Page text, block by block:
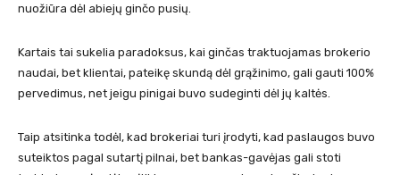
nuožiūra dėl abiejų ginčo pusių.
Kartais tai sukelia paradoksus, kai ginčas traktuojamas brokerio
naudai, bet klientai, pateikę skundą dėl grąžinimo, gali gauti 100%
pervedimus, net jeigu pinigai buvo sudeginti dėl jų kaltės.
Taip atsitinka todėl, kad brokeriai turi įrodyti, kad paslaugos buvo
suteiktos pagal sutartį pilnai, bet bankas-gavėjas gali stoti